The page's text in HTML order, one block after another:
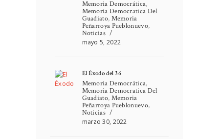
Memoria Democrática,
Memoria Democratica Del
Guadiato, Memoria
Peñarroya Pueblonuevo,
Noticias
mayo 5, 2022
El Éxodo del 36
Memoria Democrática,
Memoria Democratica Del
Guadiato, Memoria
Peñarroya Pueblonuevo,
Noticias
marzo 30, 2022